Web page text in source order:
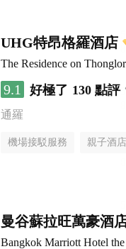
UHG特昂格羅酒店
The Residence on
9.1 好極了 130 點評
通羅
機場接駁服務 親子酒店
曼谷蘇拉旺萬豪酒
Bangkok Marriott Hotel the